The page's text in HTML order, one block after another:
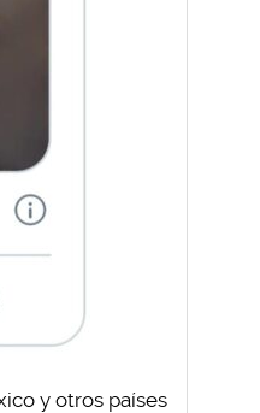
y otros países